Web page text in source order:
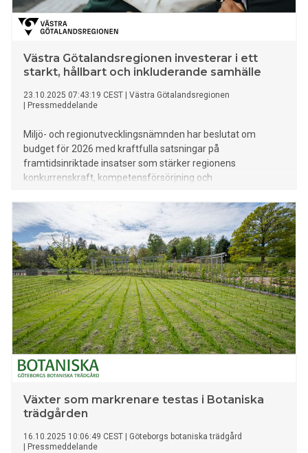
Västra Götalandsregionen investerar i ett
starkt, hållbart och inkluderande samhälle
23.10.2025 07:43:19 CEST
Västra Götalandsregionen
Pressmeddelande
Miljö- och regionutvecklingsnämnden har beslutat om
budget för 2026 med kraftfulla satsningar på
framtidsinriktade insatser som stärker regionens
konkurrenskraft, kompetensförsörjning och
ska bidra till ett hållbart näringsliv, ökad inkludering och ett
samhälle som står starkt även i förändring.
Växter som markrenare testas i Botaniska
trädgården
16.10.2025 10:06:49 CEST
Göteborgs botaniska trädgård
Pressmeddelande